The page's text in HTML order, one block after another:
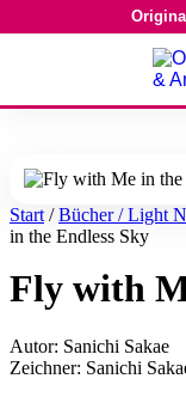
Inhalt
Start /Bücher / Light
in the Endless Sky
Fly with
Autor: Sanichi Sakae
Zeichner: Sanichi